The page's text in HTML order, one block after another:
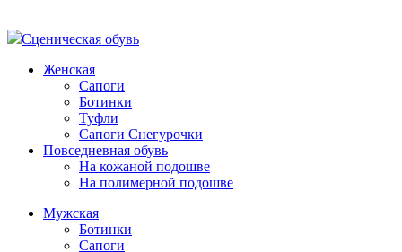
Сценическая обувь
Женская
Сапоги
Ботинки
Туфли
Сапоги Снегурочки
Повседневная обувь
На кожаной подошве
На полимерной подошве
Мужская
Ботинки
Сапоги